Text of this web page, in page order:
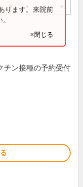
● ●
ります。来院前
×閉じる
チン接種の予約受付